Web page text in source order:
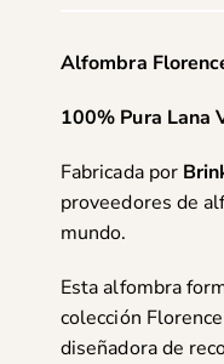
Alfombra
100% Pura Lana
Fabricada por
proveedores de
mundo.
Esta alfombra
colección
diseñadora de